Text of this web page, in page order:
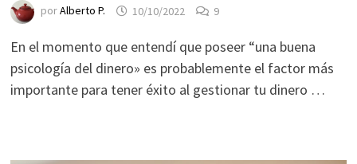
porAlberto P. 10/10/2022 9
En el momento que entendí que poseer “una buena
psicología del dinero» es probablemente el factor más
importante para tener éxito al gestionar tu dinero …